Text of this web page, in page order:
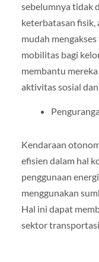
sebelumnya tidak
keterbatasan fisik,
mudah
mobilitas bagi
membantu
aktivitas sosial
Kendaraan
efisien dalam hal
penggunaan
menggunakan
Hal ini dapat
sektor